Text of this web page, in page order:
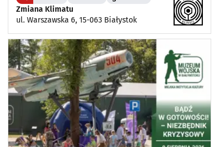
Zmiana Klimatu
ul. Warszawska 6, 15-063 Białystok